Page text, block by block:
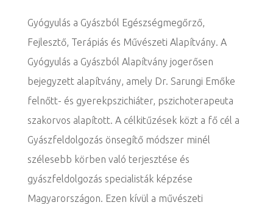
Gyógyulás a Gyászból Egészségmegőrző,
Fejlesztő, Terápiás és Művészeti Alapítvány. A
Gyógyulás a Gyászból Alapítvány jogerősen
bejegyzett alapítvány, amely Dr. Sarungi Emőke
felnőtt- és gyerekpszichiáter, pszichoterapeuta
szakorvos alapított. A célkitűzések közt a fő cél a
Gyászfeldolgozás önsegítő módszer minél
szélesebb körben való terjesztése és
gyászfeldolgozás specialisták képzése
Magyarországon. Ezen kívül a művészeti